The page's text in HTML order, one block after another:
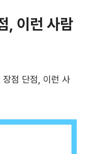
, 이런 사람
장점 단점, 이런 사